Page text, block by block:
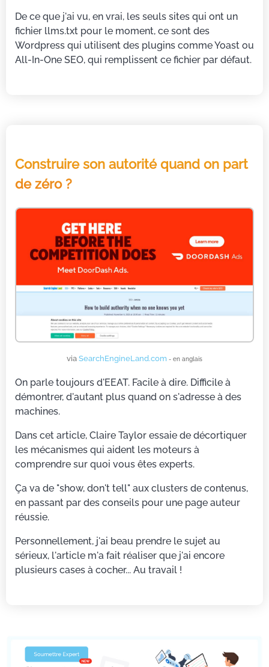
De ce que j'ai vu, en vrai, les seuls sites qui ont un
fichier llms.txt pour le moment, ce sont des
Wordpress qui utilisent des plugins comme Yoast ou
All-In-One SEO, qui remplissent ce fichier par défaut.
Construire son autorité quand on part
de zéro ?
via SearchEngineLand.com - en anglais
On parle toujours d'EEAT. Facile à dire. Difficile à
démontrer, d'autant plus quand on s'adresse à des
machines.
Dans cet article, Claire Taylor essaie de décortiquer
les mécanismes qui aident les moteurs à
comprendre sur quoi vous êtes experts.
Ça va de "show, don't tell" aux clusters de contenus,
en passant par des conseils pour une page auteur
réussie.
Personnellement, j'ai beau prendre le sujet au
sérieux, l'article m'a fait réaliser que j'ai encore
plusieurs cases à cocher... Au travail !